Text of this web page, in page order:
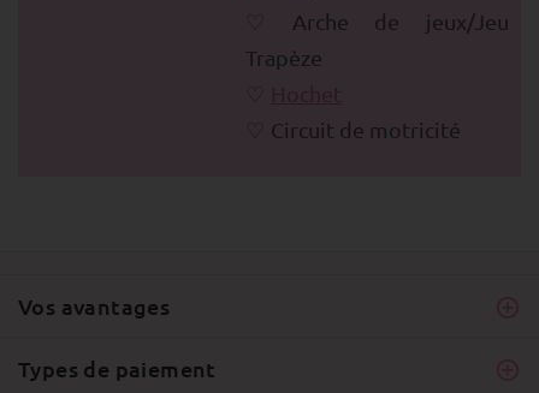
Arche de jeux/Jeu
Trapèze
Circuit de motricité
Vos avantages
Types de paiement